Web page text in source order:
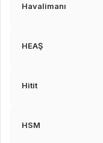
Havalimanı
HEAŞ
Hitit
HSM